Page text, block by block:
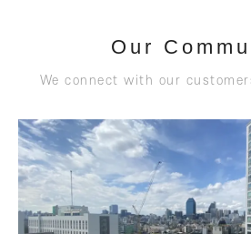
Our
We connect with our